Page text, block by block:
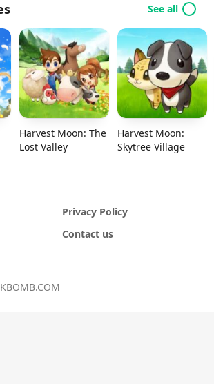
See all
Harvest Moon: The
Lost Valley
Harvest Moon:
Skytree Village
Privacy Policy
Contact us